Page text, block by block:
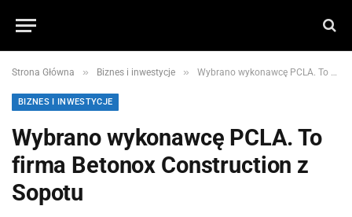
Strona Główna » Biznes i inwestycje » Wybrano wykonawcę PCLA. To firma Betonox Construction z Sopotu
BIZNES I INWESTYCJE
Wybrano wykonawcę PCLA. To
firma Betonox Construction z
Sopotu